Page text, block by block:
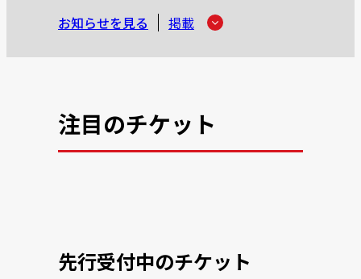
お知らせを見る 掲載
注目のチケット
先行受付中のチケット